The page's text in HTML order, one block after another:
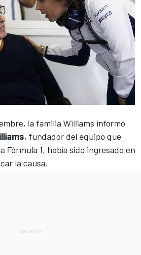
la familia Williams informó
, fundador del equipo que
Fórmula 1, había sido ingresado en
la causa.